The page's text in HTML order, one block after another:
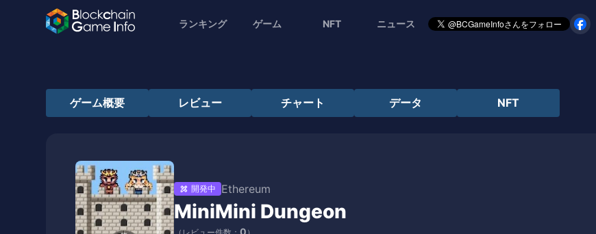
ランキング ゲーム NFT ニュース
ゲーム概要 レビュー チャート データ NFT
開発中 Ethereum
MiniMini Dungeon
（レビュー件数： 0 ）